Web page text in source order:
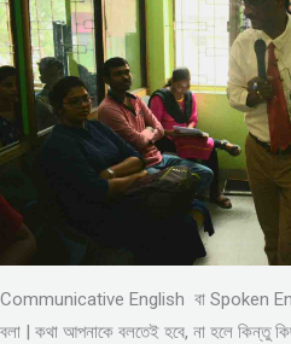
Communicative English বা Spoken
বলা | কথা আপনাকে বলতেই হবে, না হলে কিন্তু